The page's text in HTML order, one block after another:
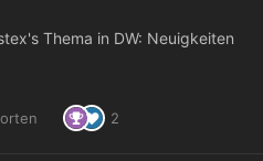
's Thema in DW: Neuigkeiten
2